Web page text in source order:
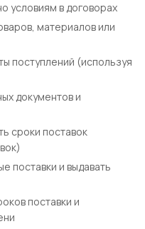
условиям в договорах
материалов или
поступлений (используя
документов и
сроки поставок
поставки и выдавать
поставки и